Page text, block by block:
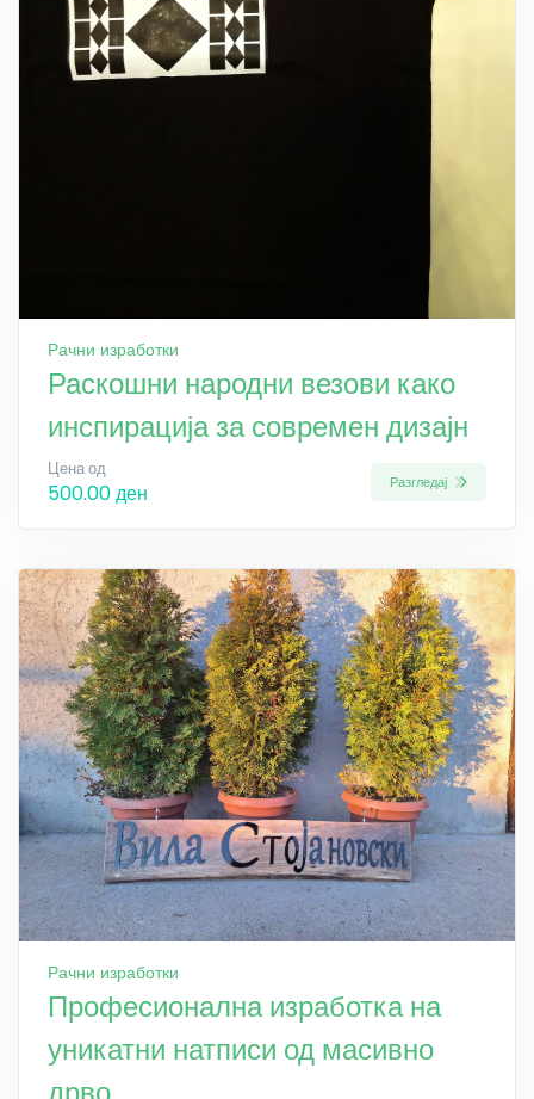
Рачни изработки
Раскошни народни везови како
инспирација за современ дизајн
Цена од
500.00 ден Разгледај
Рачни изработки
Професионална изработка на
уникатни натписи од масивно